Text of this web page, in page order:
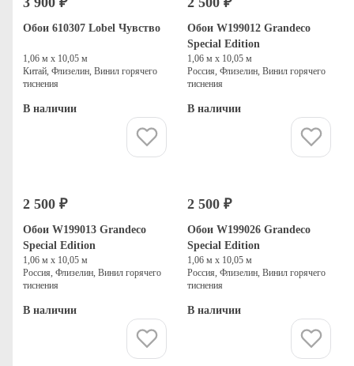
Обои 610307 Lobel Чувство
1,06 м х 10,05 м
Китай, Флизелин, Винил горячего
тиснения
В наличии
Обои W199012 Grandeco
Special Edition
1,06 м х 10,05 м
Россия, Флизелин, Винил горячего
тиснения
В наличии
2 500 ₽
Обои W199013 Grandeco
Special Edition
1,06 м х 10,05 м
Россия, Флизелин, Винил горячего
тиснения
В наличии
2 500 ₽
Обои W199026 Grandeco
Special Edition
1,06 м х 10,05 м
Россия, Флизелин, Винил горячего
тиснения
В наличии